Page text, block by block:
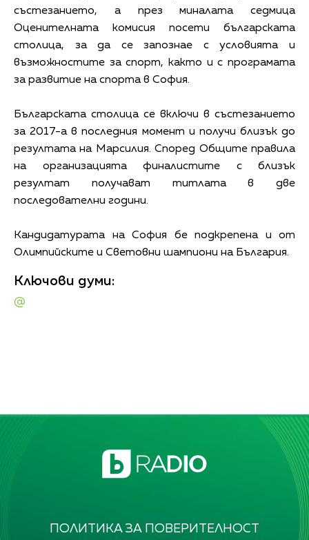
състезанието, а през миналата седмица
Оценителната комисия посети българската
столица, за да се запознае с условията и
възможностите за спорт, както и с програмата
за развитие на спорта в София.
Българската столица се включи в състезанието
за 2017-а в последния момент и получи близък до
резултата на Марсилия. Според Общите правила
на организацията финалистите с близък
резултат получават титлата в две
последователни години.
Кандидатурата на София бе подкрепена и от
Олимпийските и Световни шампиони на България.
Ключови думи:
@
ПОЛИТИКА ЗА ПОВЕРИТЕЛНОСТ